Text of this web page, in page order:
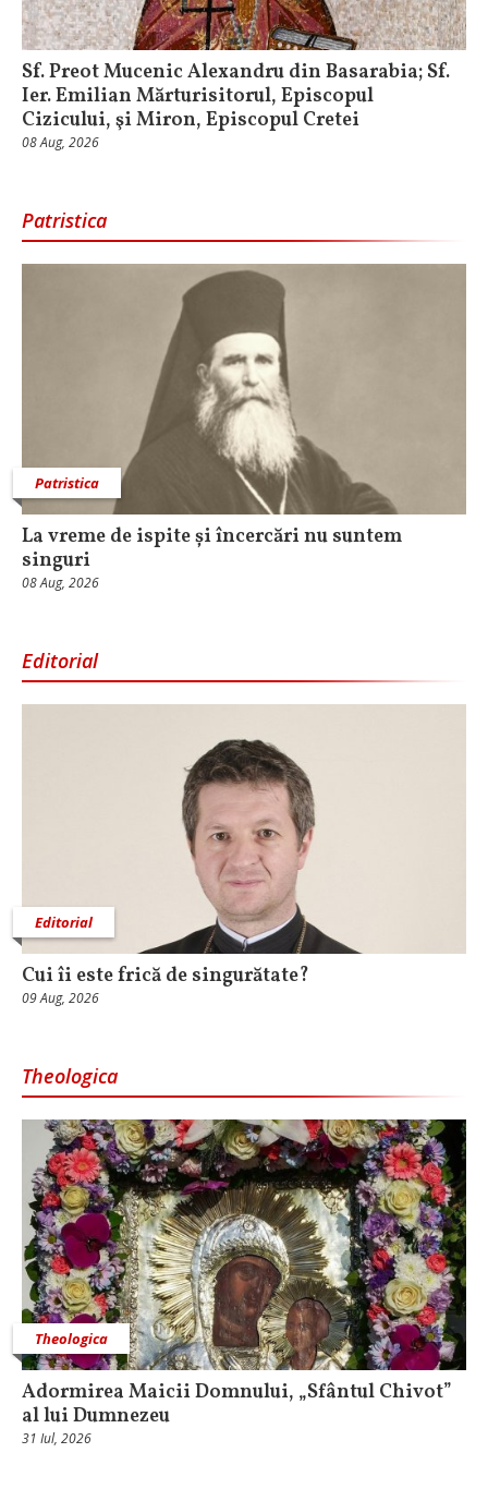
Sf. Preot Mucenic Alexandru din Basarabia; Sf.
Ier. Emilian Mărturisitorul, Episcopul
Cizicului, şi Miron, Episcopul Cretei
08 Aug, 2026
Patristica
Patristica
La vreme de ispite și încercări nu suntem
singuri
08 Aug, 2026
Editorial
Editorial
Cui îi este frică de singurătate?
09 Aug, 2026
Theologica
Theologica
Adormirea Maicii Domnului, „Sfântul Chivot”
al lui Dumnezeu
31 Iul, 2026